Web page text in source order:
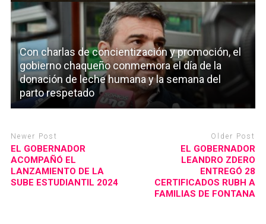
Con charlas de concientización y promoción, el
gobierno chaqueño conmemora el día de la
donación de leche humana y la semana del
parto respetado
Newer Post
EL GOBERNADOR
ACOMPAÑÓ EL
LANZAMIENTO DE LA
SUBE ESTUDIANTIL 2024
Older Post
EL GOBERNADOR
LEANDRO ZDERO
ENTREGÓ 28
CERTIFICADOS RUBH A
FAMILIAS DE FONTANA